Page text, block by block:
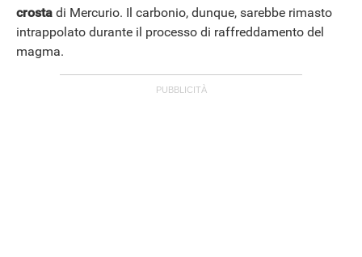
crosta di Mercurio. Il carbonio, dunque, sarebbe rimasto
intrappolato durante il processo di raffreddamento del
magma.